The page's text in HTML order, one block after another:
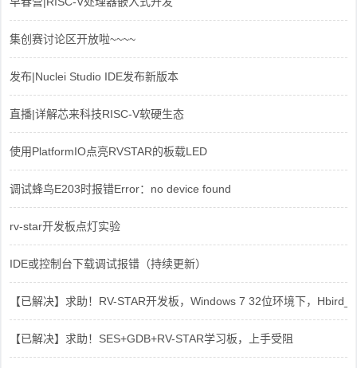
集创赛讨论区开放啦~~~~
发布|Nuclei Studio IDE发布新版本
直播|详解芯来科技RISC-V软硬生态
使用PlatformIO点亮RVSTAR的板载LED
调试蜂鸟E203时报错Error：no device found
rv-star开发板点灯实验
IDE或控制台下载调试报错（持续更新）
【已解决】求助！RV-STAR开发板，Windows 7 32位环境下，
【已解决】求助！SES+GDB+RV-STAR学习板，上手受阻